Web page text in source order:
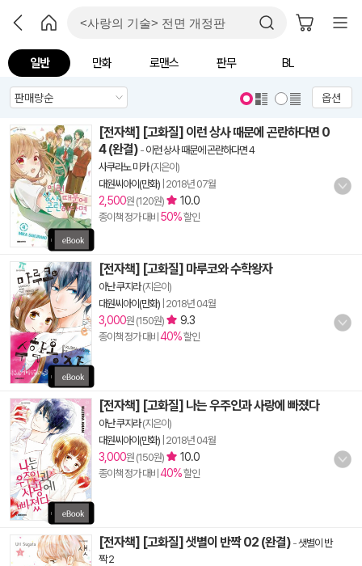
일반 만화 로맨스 판무 BL
옵션
[전자책] [고화질] 이런 상사 때문에 곤란하다면 0
4 (완결) - 이런 상사 때문에 곤란하다면 4
사쿠라노 미카(지은이)
대원씨아이(만화) 2018년 07월
2,500원 (120원) 10.0
종이책 정가 대비 50%할인
[전자책] [고화질] 마루코와 수학왕자
아난 쿠지라(지은이)
대원씨아이(만화) 2018년 04월
3,000원 (150원) 9.3
종이책 정가 대비 40%할인
[전자책] [고화질] 나는 우주인과 사랑에 빠졌다
아난 쿠지라(지은이)
대원씨아이(만화) 2018년 04월
3,000원 (150원) 10.0
종이책 정가 대비 40%할인
[전자책] [고화질] 샛별이 반짝 02 (완결) -샛별이 반
짝 2